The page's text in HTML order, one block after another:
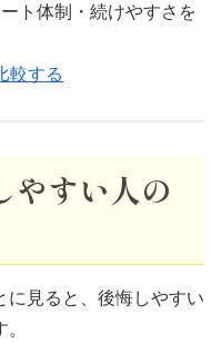
ト体制・続けやすさを
較する
やすい人の
見ると、後悔しやすい